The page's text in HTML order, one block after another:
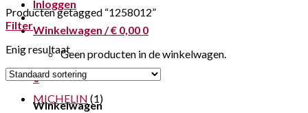
Inloggen
Winkelwagen /€ 0,00 0
Geen producten in de winkelwagen.
0
Winkelwagen
Producten getagged “1258012”
Filter
Enig resultaat
MICHELIN (1)